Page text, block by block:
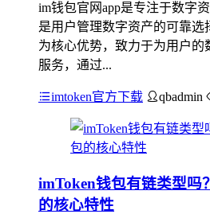
im钱包官网app是专注于数字
是用户管理数字资产的可靠选
为核心优势，致力于为用户的
服务，通过...
imtoken官方下载 qbadmin
imToken钱包有链类型吗
的核心特性